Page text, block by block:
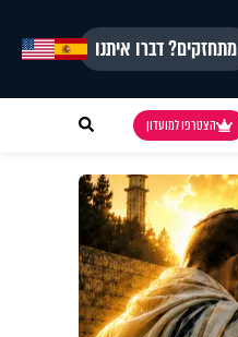
מתחזקים? דברו איתנו
הצטרפו למועדון